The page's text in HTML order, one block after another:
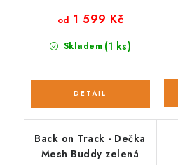
Skladem (1 ks)
od 1 599 Kč
Back on Track - Dečka
Mesh Buddy zelená